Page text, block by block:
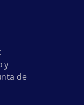
y
de